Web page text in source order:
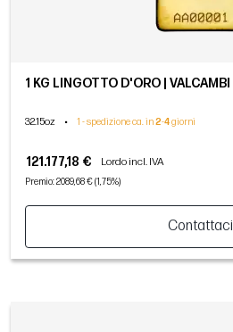
1 KG LINGOTTO D'ORO | VALCAMBI
32.15oz • 1 - spedizione ca. in2-4giorni
121.177,18 € Lordo incl. IVA
Premio: 2089,68 € (1,75%)
Contattaci